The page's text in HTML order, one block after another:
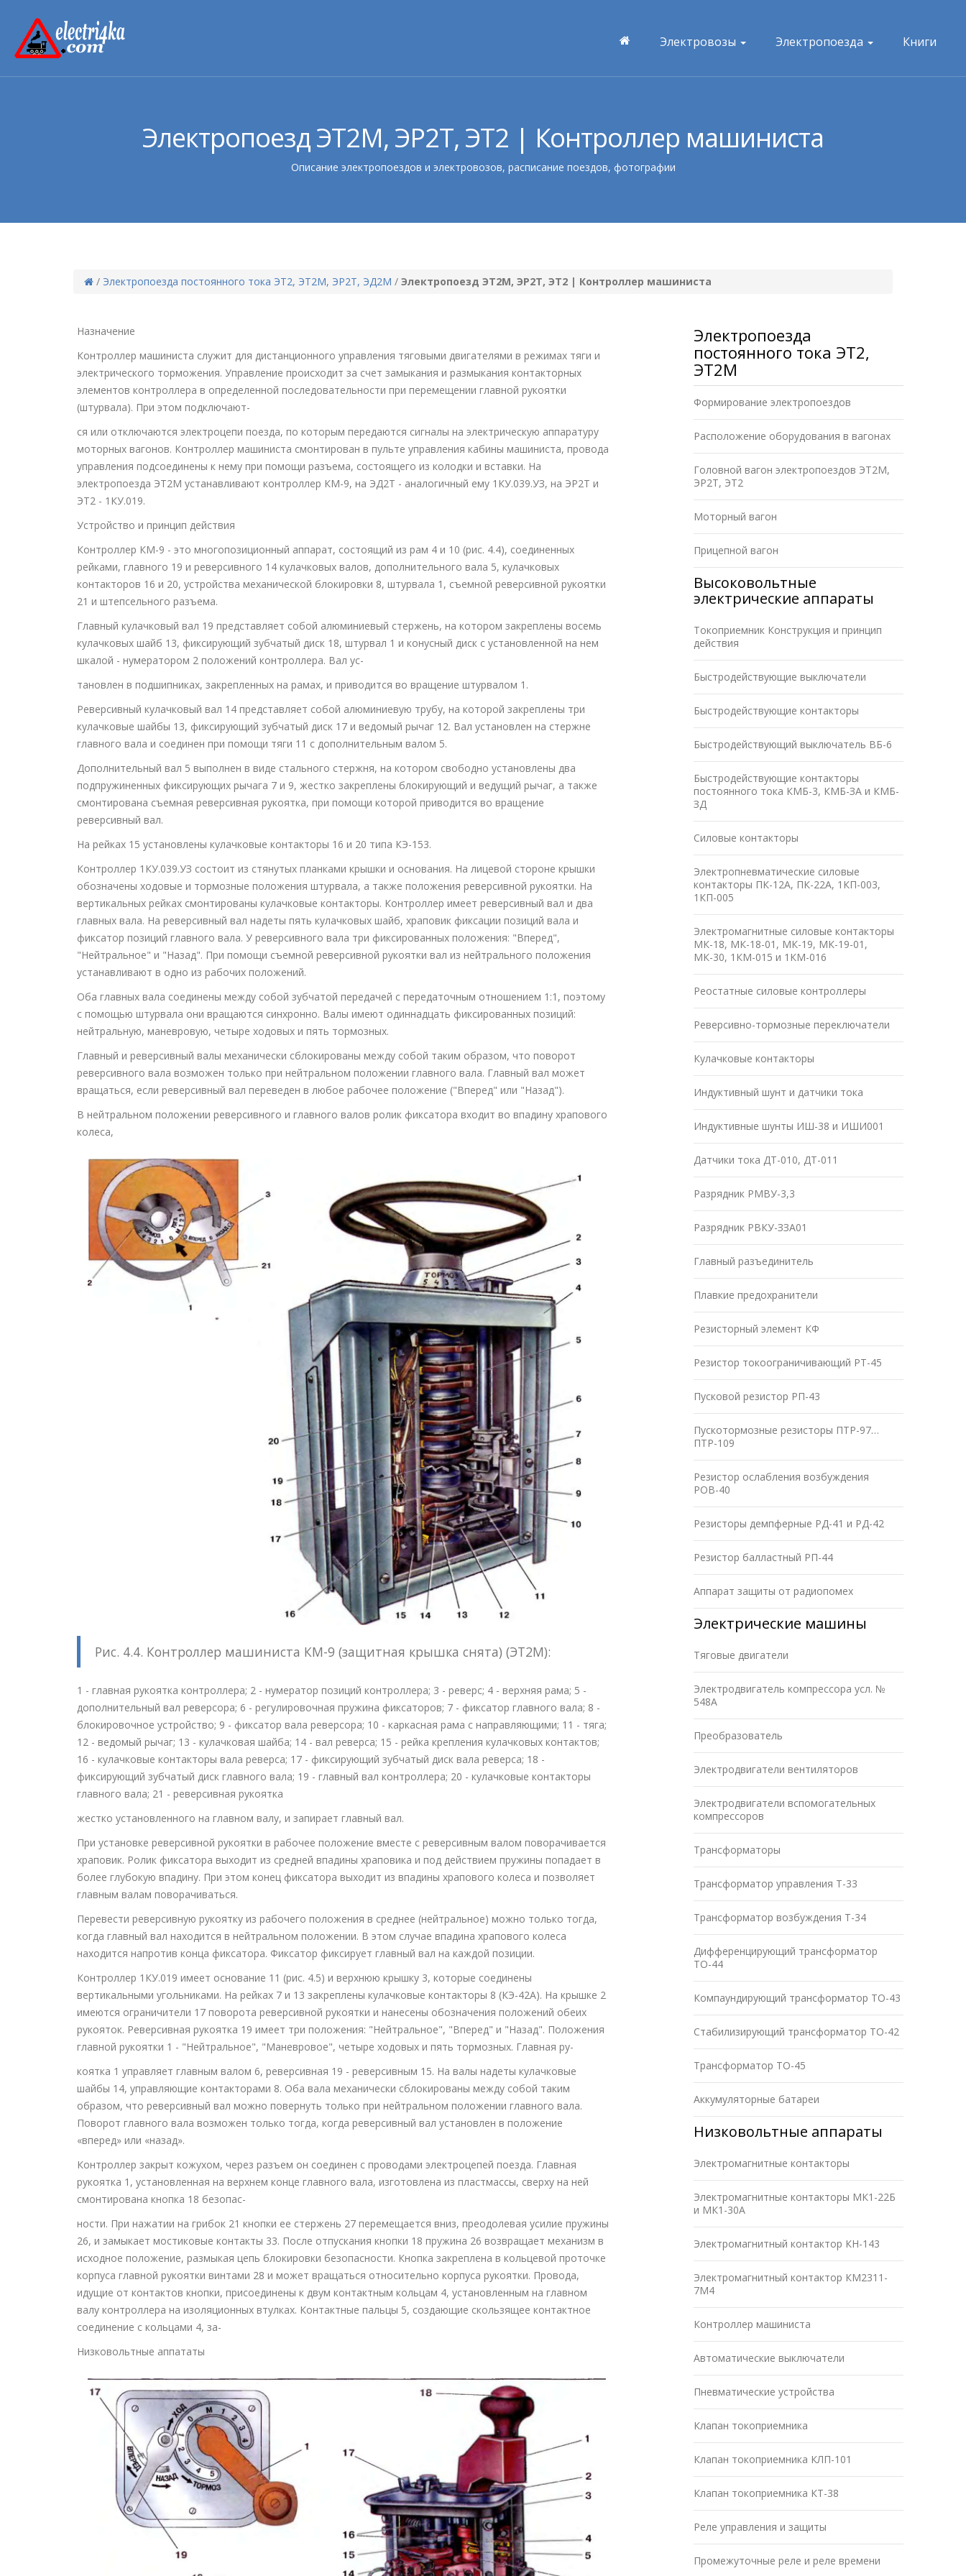
Электровозы Электропоезда Книги
Электропоезд ЭТ2М, ЭР2Т, ЭТ2 | Контроллер машиниста
Описание электропоездов и электровозов, расписание поездов, фотографии
/ Электропоезда постоянного тока ЭТ2, ЭТ2М, ЭР2Т, ЭД2М / Электропоезд ЭТ2М, ЭР2Т, ЭТ2 | Контроллер машиниста
Назначение
Контроллер машиниста служит для дистанционного управления тяговыми двигателями в режимах тяги и
электрического торможения. Управление происходит за счет замыкания и размыкания контакторных
элементов контроллера в определенной последовательности при перемещении главной рукоятки
(штурвала). При этом подключают-
ся или отключаются электроцепи поезда, по которым передаются сигналы на электрическую аппаратуру
моторных вагонов. Контроллер машиниста смонтирован в пульте управления кабины машиниста, провода
управления подсоединены к нему при помощи разъема, состоящего из колодки и вставки. На
электропоезда ЭТ2М устанавливают контроллер КМ-9, на ЭД2Т - аналогичный ему 1КУ.039.УЗ, на ЭР2Т и
ЭТ2 - 1КУ.019.
Устройство и принцип действия
Контроллер КМ-9 - это многопозиционный аппарат, состоящий из рам 4 и 10 (рис. 4.4), соединенных
рейками, главного 19 и реверсивного 14 кулачковых валов, дополнительного вала 5, кулачковых
контакторов 16 и 20, устройства механической блокировки 8, штурвала 1, съемной реверсивной рукоятки
21 и штепсельного разъема.
Главный кулачковый вал 19 представляет собой алюминиевый стержень, на котором закреплены восемь
кулачковых шайб 13, фиксирующий зубчатый диск 18, штурвал 1 и конусный диск с установленной на нем
шкалой - нумератором 2 положений контроллера. Вал ус-
тановлен в подшипниках, закрепленных на рамах, и приводится во вращение штурвалом 1.
Реверсивный кулачковый вал 14 представляет собой алюминиевую трубу, на которой закреплены три
кулачковые шайбы 13, фиксирующий зубчатый диск 17 и ведомый рычаг 12. Вал установлен на стержне
главного вала и соединен при помощи тяги 11 с дополнительным валом 5.
Дополнительный вал 5 выполнен в виде стального стержня, на котором свободно установлены два
подпружиненных фиксирующих рычага 7 и 9, жестко закреплены блокирующий и ведущий рычаг, а также
смонтирована съемная реверсивная рукоятка, при помощи которой приводится во вращение
реверсивный вал.
На рейках 15 установлены кулачковые контакторы 16 и 20 типа КЭ-153.
Контроллер 1КУ.039.УЗ состоит из стянутых планками крышки и основания. На лицевой стороне крышки
обозначены ходовые и тормозные положения штурвала, а также положения реверсивной рукоятки. На
вертикальных рейках смонтированы кулачковые контакторы. Контроллер имеет реверсивный вал и два
главных вала. На реверсивный вал надеты пять кулачковых шайб, храповик фиксации позиций вала и
фиксатор позиций главного вала. У реверсивного вала три фиксированных положения: "Вперед",
"Нейтральное" и "Назад". При помощи съемной реверсивной рукоятки вал из нейтрального положения
устанавливают в одно из рабочих положений.
Оба главных вала соединены между собой зубчатой передачей с передаточным отношением 1:1, поэтому
с помощью штурвала они вращаются синхронно. Валы имеют одиннадцать фиксированных позиций:
нейтральную, маневровую, четыре ходовых и пять тормозных.
Главный и реверсивный валы механически сблокированы между собой таким образом, что поворот
реверсивного вала возможен только при нейтральном положении главного вала. Главный вал может
вращаться, если реверсивный вал переведен в любое рабочее положение ("Вперед" или "Назад").
В нейтральном положении реверсивного и главного валов ролик фиксатора входит во впадину храпового
колеса,
Рис. 4.4. Контроллер машиниста КМ-9 (защитная крышка снята) (ЭТ2М):
1 - главная рукоятка контроллера; 2 - нумератор позиций контроллера; 3 - реверс; 4 - верхняя рама; 5 -
дополнительный вал реверсора; 6 - регулировочная пружина фиксаторов; 7 - фиксатор главного вала; 8 -
блокировочное устройство; 9 - фиксатор вала реверсора; 10 - каркасная рама с направляющими; 11 - тяга;
12 - ведомый рычаг; 13 - кулачковая шайба; 14 - вал реверса; 15 - рейка крепления кулачковых контактов;
16 - кулачковые контакторы вала реверса; 17 - фиксирующий зубчатый диск вала реверса; 18 -
фиксирующий зубчатый диск главного вала; 19 - главный вал контроллера; 20 - кулачковые контакторы
главного вала; 21 - реверсивная рукоятка
жестко установленного на главном валу, и запирает главный вал.
При установке реверсивной рукоятки в рабочее положение вместе с реверсивным валом поворачивается
храповик. Ролик фиксатора выходит из средней впадины храповика и под действием пружины попадает в
более глубокую впадину. При этом конец фиксатора выходит из впадины храпового колеса и позволяет
главным валам поворачиваться.
Перевести реверсивную рукоятку из рабочего положения в среднее (нейтральное) можно только тогда,
когда главный вал находится в нейтральном положении. В этом случае впадина храпового колеса
находится напротив конца фиксатора. Фиксатор фиксирует главный вал на каждой позиции.
Контроллер 1КУ.019 имеет основание 11 (рис. 4.5) и верхнюю крышку 3, которые соединены
вертикальными угольниками. На рейках 7 и 13 закреплены кулачковые контакторы 8 (КЭ-42А). На крышке 2
имеются ограничители 17 поворота реверсивной рукоятки и нанесены обозначения положений обеих
рукояток. Реверсивная рукоятка 19 имеет три положения: "Нейтральное", "Вперед" и "Назад". Положения
главной рукоятки 1 - "Нейтральное", "Маневровое", четыре ходовых и пять тормозных. Главная ру-
коятка 1 управляет главным валом 6, реверсивная 19 - реверсивным 15. На валы надеты кулачковые
шайбы 14, управляющие контакторами 8. Оба вала механически сблокированы между собой таким
образом, что реверсивный вал можно повернуть только при нейтральном положении главного вала.
Поворот главного вала возможен только тогда, когда реверсивный вал установлен в положение
«вперед» или «назад».
Контроллер закрыт кожухом, через разъем он соединен с проводами электроцепей поезда. Главная
рукоятка 1, установленная на верхнем конце главного вала, изготовлена из пластмассы, сверху на ней
смонтирована кнопка 18 безопас-
ности. При нажатии на грибок 21 кнопки ее стержень 27 перемещается вниз, преодолевая усилие пружины
26, и замыкает мостиковые контакты 33. После отпускания кнопки 18 пружина 26 возвращает механизм в
исходное положение, размыкая цепь блокировки безопасности. Кнопка закреплена в кольцевой проточке
корпуса главной рукоятки винтами 28 и может вращаться относительно корпуса рукоятки. Провода,
идущие от контактов кнопки, присоединены к двум контактным кольцам 4, установленным на главном
валу контроллера на изоляционных втулках. Контактные пальцы 5, создающие скользящее контактное
соединение с кольцами 4, за-
Низковольтные аппататы
Электропоезда
постоянного тока ЭТ2,
ЭТ2М
Формирование электропоездов
Расположение оборудования в вагонах
Головной вагон электропоездов ЭТ2М,
ЭР2Т, ЭТ2
Моторный вагон
Прицепной вагон
Высоковольтные
электрические аппараты
Токоприемник Конструкция и принцип
действия
Быстродействующие выключатели
Быстродействующие контакторы
Быстродействующий выключатель ВБ-6
Быстродействующие контакторы
постоянного тока КМБ-3, КМБ-ЗА и КМБ-
ЗД
Силовые контакторы
Электропневматические силовые
контакторы ПК-12А, ПК-22А, 1КП-003,
1КП-005
Электромагнитные силовые контакторы
МК-18, МК-18-01, МК-19, МК-19-01,
МК-30, 1КМ-015 и 1КМ-016
Реостатные силовые контроллеры
Реверсивно-тормозные переключатели
Кулачковые контакторы
Индуктивный шунт и датчики тока
Индуктивные шунты ИШ-38 и ИШИ001
Датчики тока ДТ-010, ДТ-011
Разрядник РМВУ-3,3
Разрядник РВКУ-ЗЗА01
Главный разъединитель
Плавкие предохранители
Резисторный элемент КФ
Резистор токоограничивающий РТ-45
Пусковой резистор РП-43
Пускотормозные резисторы ПТР-97…
ПТР-109
Резистор ослабления возбуждения
РОВ-40
Резисторы демпферные РД-41 и РД-42
Резистор балластный РП-44
Аппарат защиты от радиопомех
Электрические машины
Тяговые двигатели
Электродвигатель компрессора усл. №
548А
Преобразователь
Электродвигатели вентиляторов
Электродвигатели вспомогательных
компрессоров
Трансформаторы
Трансформатор управления Т-33
Трансформатор возбуждения Т-34
Дифференцирующий трансформатор
ТО-44
Компаундирующий трансформатор ТО-43
Стабилизирующий трансформатор ТО-42
Трансформатор ТО-45
Аккумуляторные батареи
Низковольтные аппараты
Электромагнитные контакторы
Электромагнитные контакторы МК1-22Б
и МК1-30А
Электромагнитный контактор КН-143
Электромагнитный контактор КМ2311-
7М4
Контроллер машиниста
Автоматические выключатели
Пневматические устройства
Клапан токоприемника
Клапан токоприемника КЛП-101
Клапан токоприемника КТ-38
Реле управления и защиты
Промежуточные реле и реле времени